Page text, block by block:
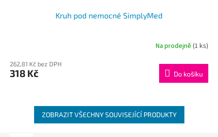
Kruh pod nemocné SimplyMed
Na prodejně (1 ks)
262,81 Kč bez DPH
318 Kč Do košíku
ZOBRAZIT VŠECHNY SOUVISEJÍCÍ PRODUKTY